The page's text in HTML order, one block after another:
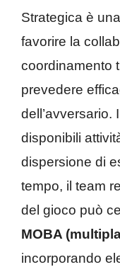
Strategica è
favorire la
coordinamento
prevedere
dell’avversario.
disponibili
dispersione di
tempo, il team
del gioco può
MOBA
incorporando